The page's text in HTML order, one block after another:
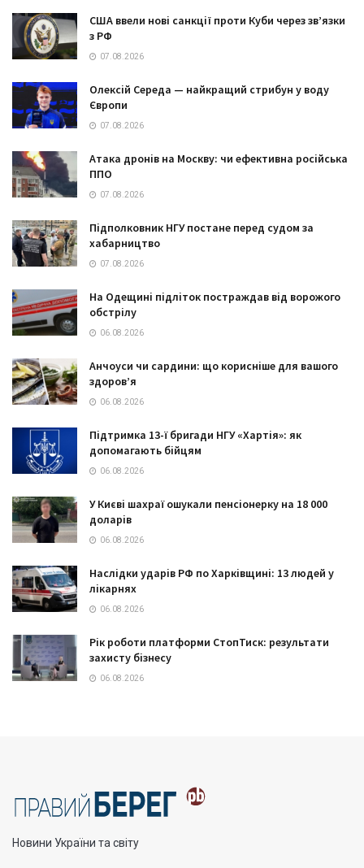
США ввели нові санкції проти Куби через зв’язки
з РФ
07.08.2026
Олексій Середа — найкращий стрибун у воду
Європи
07.08.2026
Атака дронів на Москву: чи ефективна російська
ППО
07.08.2026
Підполковник НГУ постане перед судом за
хабарництво
07.08.2026
На Одещині підліток постраждав від ворожого
обстрілу
06.08.2026
Анчоуси чи сардини: що корисніше для вашого
здоров’я
06.08.2026
Підтримка 13-ї бригади НГУ «Хартія»: як
допомагають бійцям
06.08.2026
У Києві шахраї ошукали пенсіонерку на 18 000
доларів
06.08.2026
Наслідки ударів РФ по Харківщині: 13 людей у
лікарнях
06.08.2026
Рік роботи платформи СтопТиск: результати
захисту бізнесу
06.08.2026
Новини України та світу